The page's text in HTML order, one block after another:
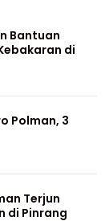
Bantuan
di
Polman, 3
Terjun
di Pinrang